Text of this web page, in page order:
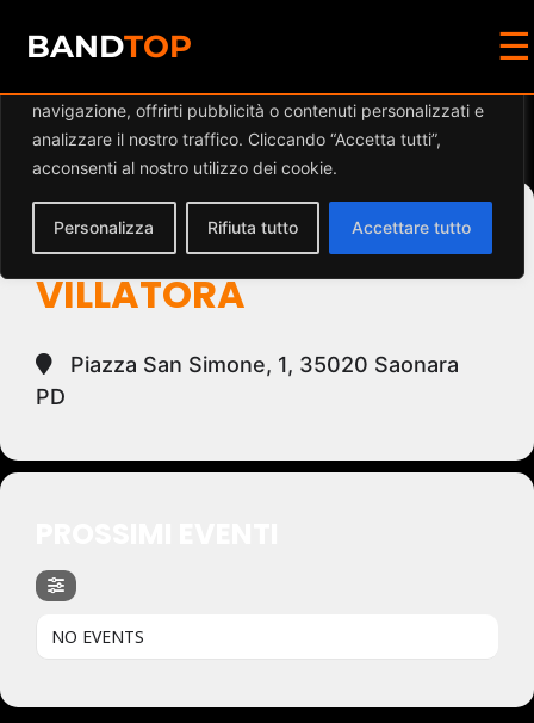
Diamo valore alla tua privacy
navigazione, offrirti pubblicità o contenuti personalizzati e
analizzare il nostro traffico. Cliccando “Accetta tutti”,
acconsenti al nostro utilizzo dei cookie.
Personalizza Rifiuta tutto Accettare tutto
BANDTOP ☰
Events at this location
PARROCCHIA DI
VILLATORA
Piazza San Simone, 1, 35020 Saonara
PD
NO EVENTS